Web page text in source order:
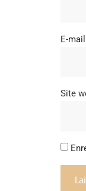
E-mail
Site